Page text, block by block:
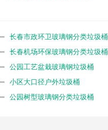
长春市政环卫玻璃钢分类垃圾桶
长春机场环保玻璃钢分类垃圾桶
公园工艺盆栽玻璃钢垃圾桶
小区大口径户外垃圾桶
公园树型玻璃钢分类垃圾桶